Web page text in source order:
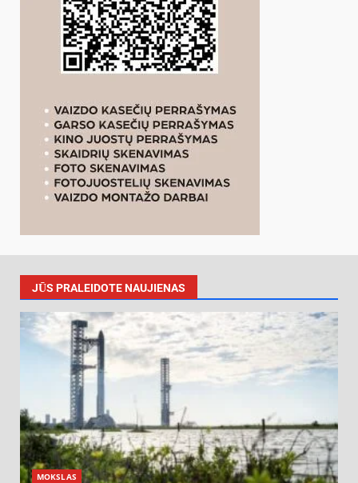
JŪS PRALEIDOTE NAUJIENAS
MOKSLAS